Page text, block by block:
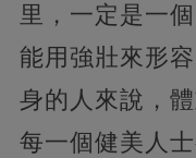
里，一定是一
能用強壯來形
身的人來說，
每一個健美人